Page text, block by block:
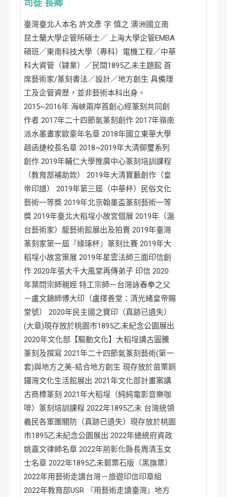
司徒 長卿
臺灣臺北人本名 許文彥 字 慎之 澳洲國立南
昆士蘭大學企管所碩士／ 上海大學企管EMBA
碩班／東南科技大學（專科）電機工程／中華
科大資管（肄業）／民間1895乙未主題館 首
席藝術家/篆刻書法／設計／地方創生 具備理
工及企管資歷，並非藝術本科出身。
2015~2016年 海峽兩岸首創心經篆刻共同創
作者 2017年二十四節氣篆刻創作 2017年嶺南
派水墨畫家歐豪年名章 2018年國立東華大學
趙函捷校長名章 2018~2019年大清御璽系列
創作 2019年輔仁大學推廣中心篆刻培訓課程
（教育部補助款） 2019年大清寶藪創作（皇
帝印譜） 2019年第三屆（中華杯）民俗文化
藝術一等獎 2019年北京翰墨盃篆刻藝術一等
獎 2019年臺北大稻埕小故宮個展 2019年（滬
台藝術家）龍藝術館展出及拍賣 2019年臺灣
篆刻家第一屆『緣琢杯』篆刻比賽 2019年大
稻埕小故宮策展 2019年星雲法師三面印信創
作 2020年張大千大風堂再傳弟子 印信 2020
年葉問宗師親姪 特工宗師－台灣詠春拳之父
－盧文錦師傅大印（盧擇善堂：清光緒皇帝賜
堂號） 2020年民主國之寶印（真跡已遺失）
(大章)現存放於桃園市1895乙未紀念公園展出
2020年文化部【驅動文化】大稻埕講古圖騰
篆刻及撰寫 2021年二十四節氣篆刻藝術(第一
套)與地方之美-結合地方創生 現存放於苗栗銅
鑼灣文化生活館展出 2021年文化部計畫案講
古商標篆刻 2021年大稻埕（純純電影音樂咖
啡）篆刻培訓課程 2022年1895乙未 台灣統領
義民各軍團關防（真跡已遺失）現存放於桃園
市1895乙未紀念公園展出 2022年總統府資政
姚嘉文律師名章 2022年前彰化縣長周清玉女
士名章 2022年1895乙未郵票石版（黑旗票）
2022年用藝術走讀台灣－旅遊印信印章組
2022年教育部USR 『用藝術走讀臺灣』地方